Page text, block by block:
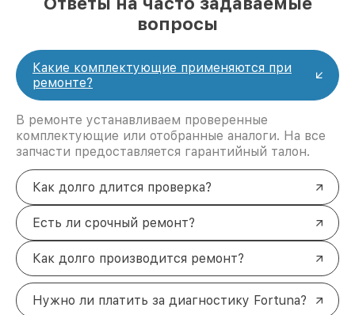
цепей и датчиков. Наши специалисты
справляются с любыми неисправностями, включая
восстановление после повреждений корпуса или
некорректной работы экрана.
Возможности ремонта
оптических прицелов Fortuna
Поломка оптического прицела способна стать
серьёзной проблемой, особенно если техника
используется в профессиональной деятельности.
Мы предлагаем полный спектр услуг по
восстановлению:
Ремонт оптики— восстановление объектива
и окуляра, улучшение характеристик.
Ремонт электронной части
неисправностей подсветки, систем защиты и
стабилизации.
Замена дисплея— установка нового экрана
Работа с механикой— настройка
вопросы
Какие комплектующие применяются при
ремонте?
В ремонте устанавливаем проверенные
комплектующие или отобранные аналоги. На все
запчасти предоставляется гарантийный талон.
Как долго длится проверка?
Есть ли срочный ремонт?
Как долго производится ремонт?
Нужно ли платить за диагностику Fortuna?